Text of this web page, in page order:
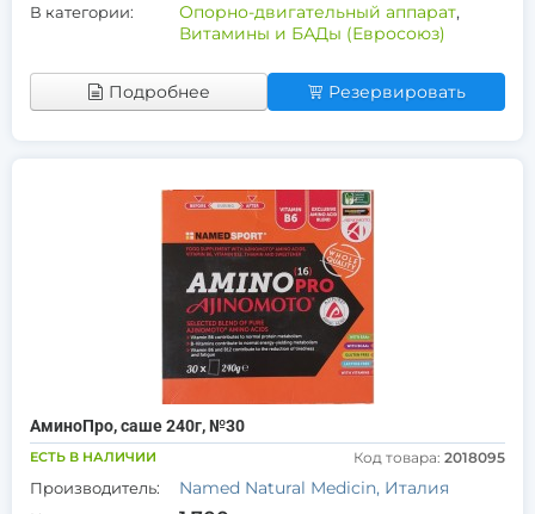
В категории: Опорно-двигательный аппарат,
Витамины и БАДы (Евросоюз)
Подробнее Резервировать
АминоПро, саше 240г, №30
ЕСТЬ В НАЛИЧИИ Код товара: 2018095
Производитель: Named Natural Medicin, Италия